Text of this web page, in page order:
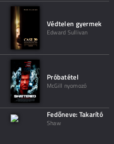
Védtelen gyermek
Edward Sullivan
Próbatétel
McGill nyomozó
Fedőneve: Takarító
Shaw